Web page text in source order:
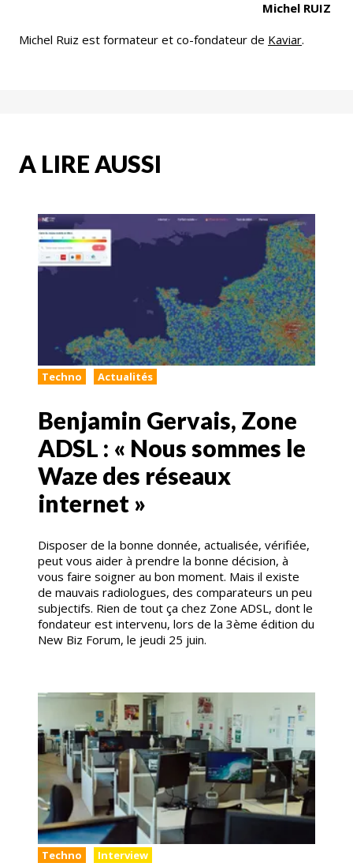
Michel RUIZ
Michel Ruiz est formateur et co-fondateur de Kaviar.
A LIRE AUSSI
Techno Actualités
Benjamin Gervais, Zone
ADSL : « Nous sommes le
Waze des réseaux
internet »
Disposer de la bonne donnée, actualisée, vérifiée,
peut vous aider à prendre la bonne décision, à
vous faire soigner au bon moment. Mais il existe
de mauvais radiologues, des comparateurs un peu
subjectifs. Rien de tout ça chez Zone ADSL, dont le
fondateur est intervenu, lors de la 3ème édition du
New Biz Forum, le jeudi 25 juin.
Techno Interview